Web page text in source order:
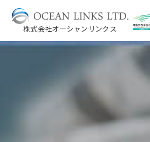
株式会社オーシャンリンクス